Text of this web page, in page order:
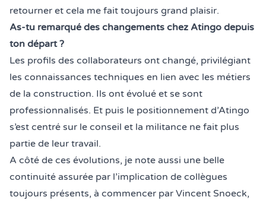
retourner et cela me fait toujours grand plaisir.
As-tu remarqué des changements chez Atingo depuis
ton départ ?
Les profils des collaborateurs ont changé, privilégiant
les connaissances techniques en lien avec les métiers
de la construction. Ils ont évolué et se sont
professionnalisés. Et puis le positionnement d’Atingo
s’est centré sur le conseil et la militance ne fait plus
partie de leur travail.
A côté de ces évolutions, je note aussi une belle
continuité assurée par l’implication de collègues
toujours présents, à commencer par Vincent Snoeck,